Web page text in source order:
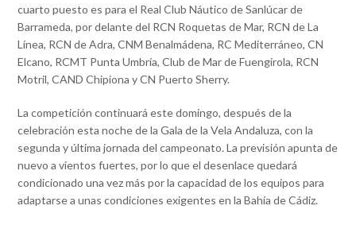
cuarto puesto es para el Real Club Náutico de Sanlúcar de
Barrameda, por delante del RCN Roquetas de Mar, RCN de La
Línea, RCN de Adra, CNM Benalmádena, RC Mediterráneo, CN
Elcano, RCMT Punta Umbría, Club de Mar de Fuengirola, RCN
Motril, CAND Chipiona y CN Puerto Sherry.
La competición continuará este domingo, después de la
celebración esta noche de la Gala de la Vela Andaluza, con la
segunda y última jornada del campeonato. La previsión apunta de
nuevo a vientos fuertes, por lo que el desenlace quedará
condicionado una vez más por la capacidad de los equipos para
adaptarse a unas condiciones exigentes en la Bahía de Cádiz.